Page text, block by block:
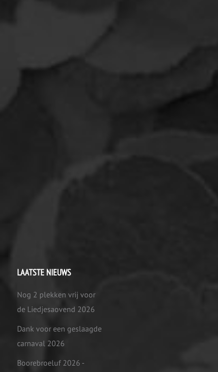
LAATSTE NIEUWS
Nog 2 plekken vrij voor
de Liedjesaovend 2026
Dank voor een geslaagde
carnaval 2026
Boorebroeluf 2026 -